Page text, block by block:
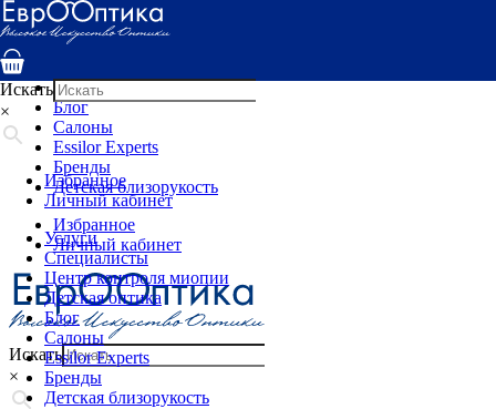
Услуги
Специалисты
Детская оптика
Блог
Салоны
Essilor Experts
Бренды
Детская близорукость
Избранное
Личный кабинет
Искать
×
Искать
×
Избранное
Личный кабинет
Услуги
Специалисты
Центр контроля миопии
Детская оптика
Блог
Салоны
Essilor Experts
Бренды
Детская близорукость